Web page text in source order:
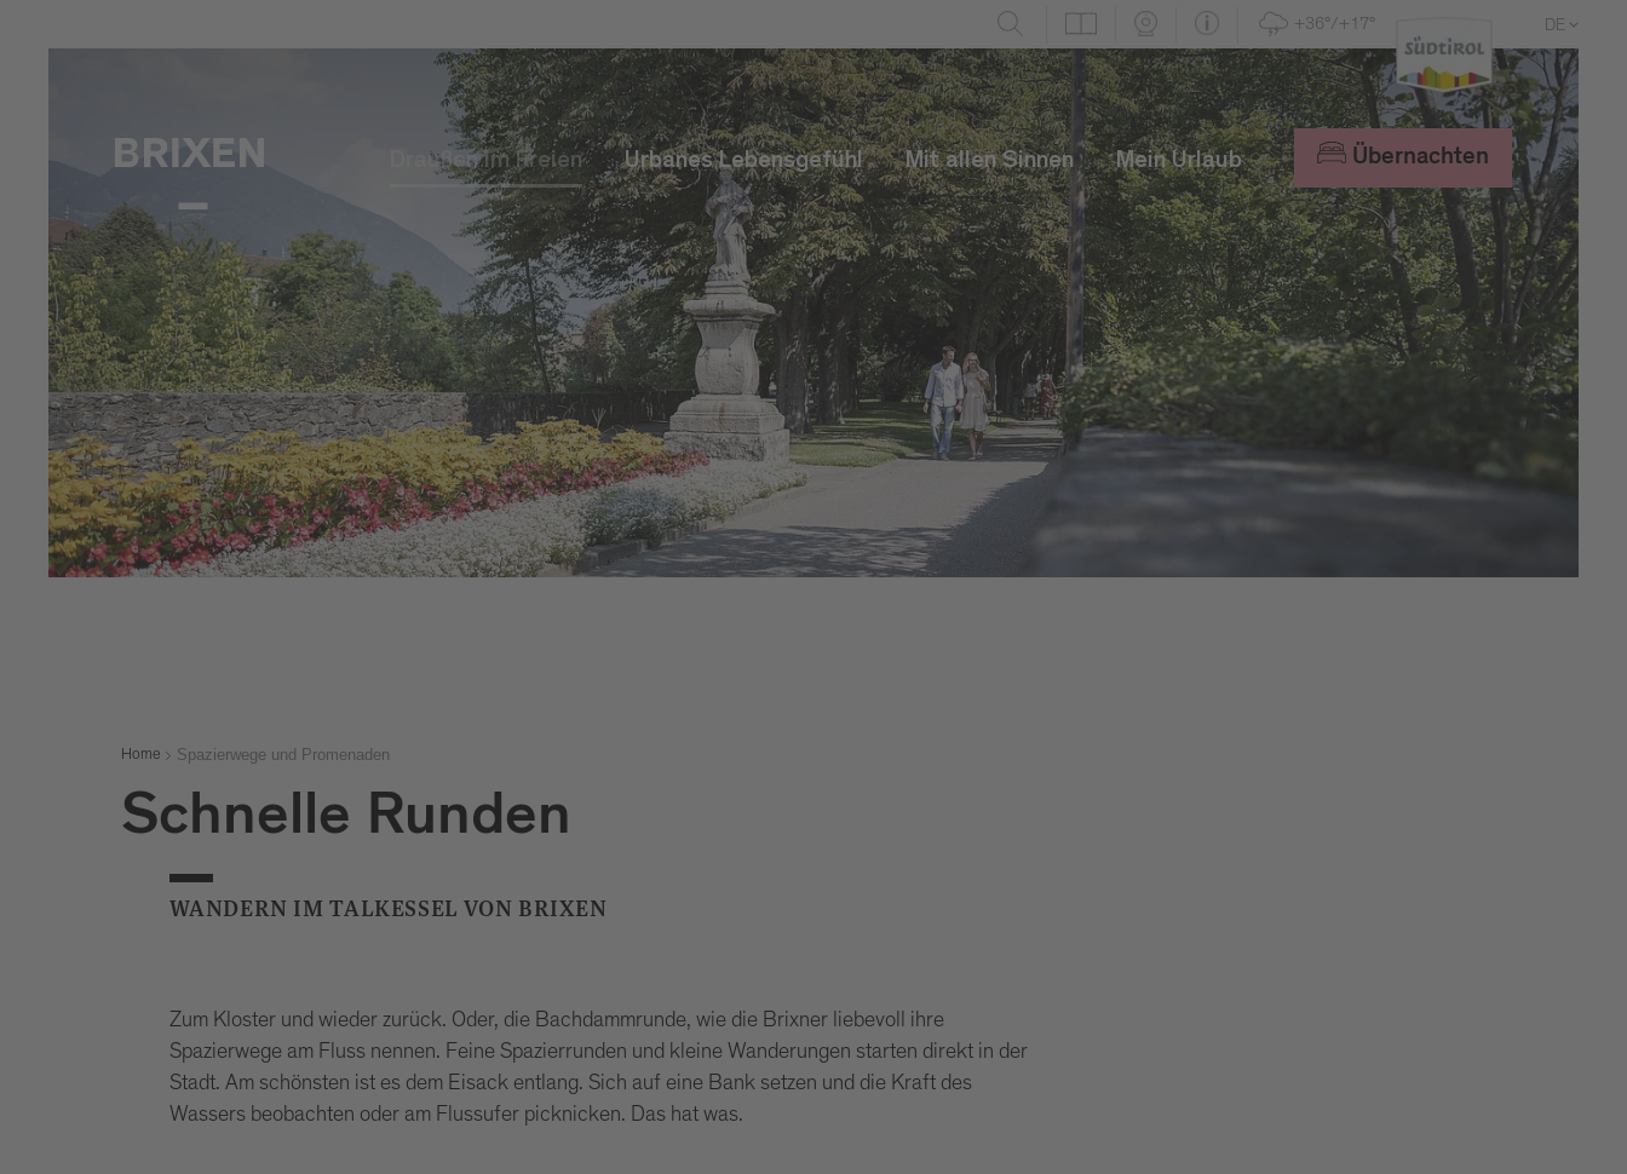
+36°/+17° DE
EN
IT
Draußen im Freien Urbanes Lebensgefühl Mit allen Sinnen Mein Urlaub Übernachten
Home Spazierwege und Promenaden
Schnelle Runden
WANDERN IM TALKESSEL VON BRIXEN
Zum Kloster und wieder zurück. Oder, die Bachdammrunde, wie die Brixner liebevoll ihre
Spazierwege am Fluss nennen. Feine Spazierrunden und kleine Wanderungen starten direkt in der
Stadt. Am schönsten ist es dem Eisack entlang. Sich auf eine Bank setzen und die Kraft des
Wassers beobachten oder am Flussufer picknicken. Das hat was.